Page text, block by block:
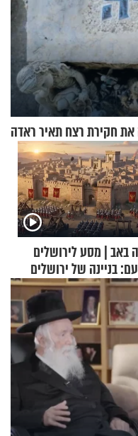
חקירת רצח תאיר ראדה
| מסע לירושלים
בניינה של ירושלים